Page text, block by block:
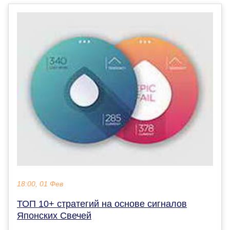
18:00, 01 Фев
ТОП 10+ стратегий на основе сигналов
Японских Свечей